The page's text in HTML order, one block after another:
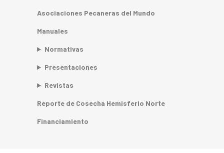
Asociaciones Pecaneras del Mundo
Manuales
Normativas
Presentaciones
Revistas
Reporte de Cosecha Hemisferio Norte
Financiamiento